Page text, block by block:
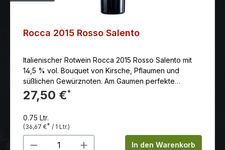
Rocca 2015 Rosso Salento
Italienischer Rotwein Rocca 2015 Rosso Salento mit
14,5 % vol. Bouquet von Kirsche, Pflaumen und
süßlichen Gewürznoten. Am Gaumen perfekte
Balance zwischen Frucht und Holzeinsatz.
27,50 €*
0.75 Ltr.
(36,67 €* / 1 Ltr.)
Produkt Anzahl: Gib denIn den Warenkorb